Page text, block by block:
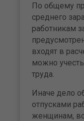
По общему
среднего
работникам
входят в
можно
труда.
Иначе дело
отпусками
женщинам,